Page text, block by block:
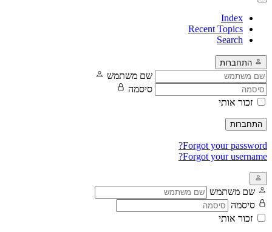
Index
Recent Topics
Search
התחברות
שם משתמש
סיסמה
זכור אותי
התחברות
Forgot your password?
Forgot your username?
שם משתמש
סיסמה
זכור אותי